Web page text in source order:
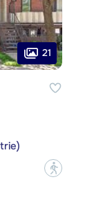
21
?